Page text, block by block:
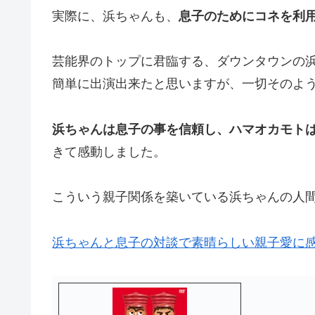
実際に、浜ちゃんも、 息子のためにコネを利
芸能界のトップに君臨する、ダウンタウンの
簡単に出演出来たと思いますが、一切そのよ
浜ちゃんは息子の事を信頼し、ハマオカモト
きて感動しました。
こういう親子関係を築いている浜ちゃんの人
浜ちゃんと息子の対談で素晴らしい親子愛に